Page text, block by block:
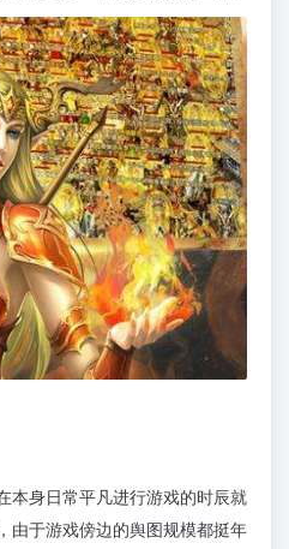
本身日常平凡进行游戏的时辰就
由于游戏傍边的舆图规模都挺年